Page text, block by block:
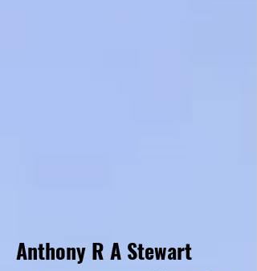
Anthony R A Stewart